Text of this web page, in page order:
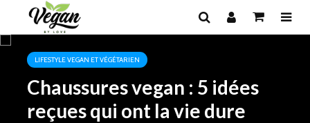
LIFESTYLE VEGAN ET VÉGÉTARIEN
Chaussures vegan : 5 idées
reçues qui ont la vie dure